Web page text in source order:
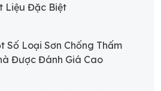
Liệu Đặc Biệt
Số Loại Sơn Chống Thấm
Được Đánh Giá Cao